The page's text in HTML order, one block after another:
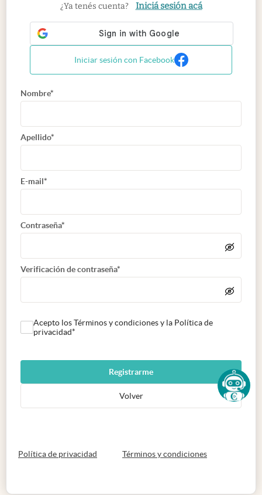
¿Ya tenés cuenta? Iniciá sesión acá
Iniciar sesión con Facebook
Nombre*
Apellido*
E-mail*
Contraseña*
Verificación de contraseña*
Acepto los Términos y condiciones y la Política de
privacidad*
Registrarme
Volver
Política de privacidad abre en nueva pestaña
Términos y condicionesabre en nueva